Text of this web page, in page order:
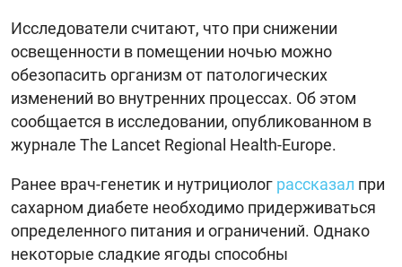
Исследователи считают, что при снижении
освещенности в помещении ночью можно
обезопасить организм от патологических
изменений во внутренних процессах. Об этом
сообщается в исследовании, опубликованном в
журнале The Lancet Regional Health-Europe.
Ранее врач-генетик и нутрициолог рассказал при
сахарном диабете необходимо придерживаться
определенного питания и ограничений. Однако
некоторые сладкие ягоды способны